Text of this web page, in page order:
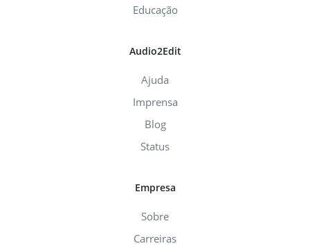
Educação
Audio2Edit
Ajuda
Imprensa
Blog
Status
Empresa
Sobre
Carreiras